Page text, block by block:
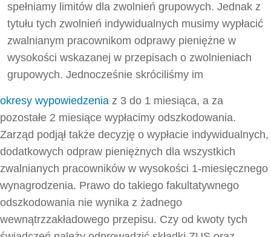
spełniamy limitów dla zwolnień grupowych. Jednak z
tytułu tych zwolnień indywidualnych musimy wypłacić
zwalnianym pracownikom odprawy pieniężne w
wysokości wskazanej w przepisach o zwolnieniach
grupowych. Jednocześnie skróciliśmy im
okresy wypowiedzenia z 3 do 1 miesiąca, a za
pozostałe 2 miesiące wypłacimy odszkodowania.
Zarząd podjął także decyzję o wypłacie indywidualnych,
dodatkowych odpraw pieniężnych dla wszystkich
zwalnianych pracowników w wysokości 1-miesięcznego
wynagrodzenia. Prawo do takiego fakultatywnego
odszkodowania nie wynika z żadnego
wewnątrzzakładowego przepisu. Czy od kwoty tych